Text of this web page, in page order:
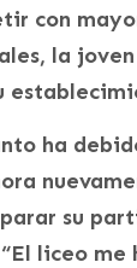
con
la
ha
su
liceo